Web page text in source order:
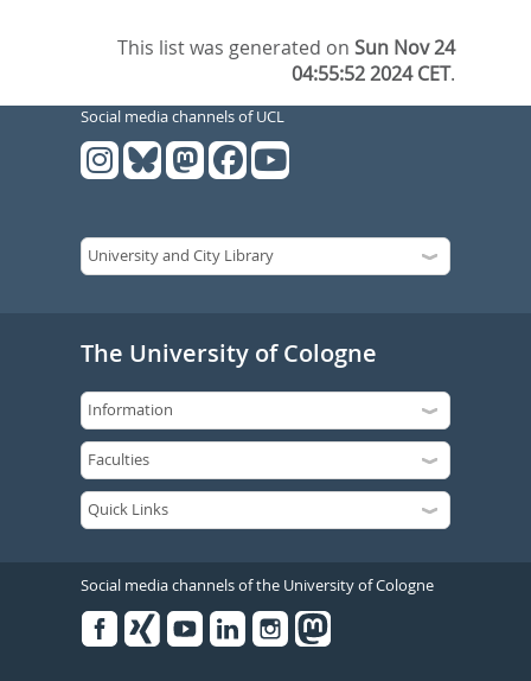
This list was generated onSun Nov 24
04:55:52 2024 CET.
Social media channels of UCL
The University of Cologne
Social media channels of the University of Cologne